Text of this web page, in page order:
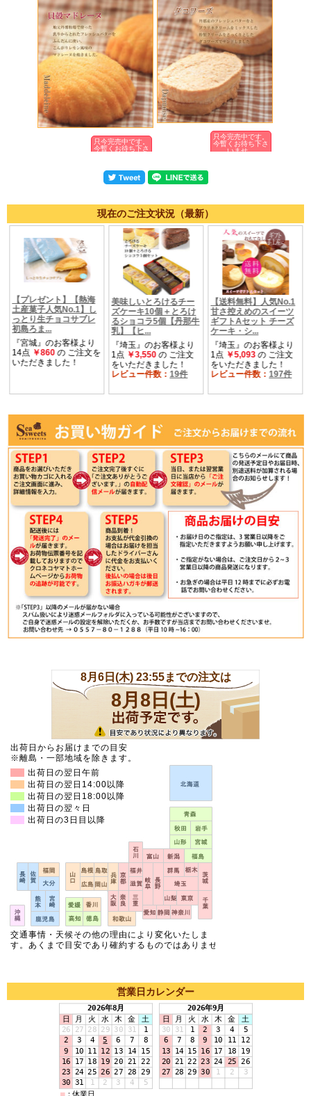
只今完売中です。
今暫くお待ち下さ
只今完売中です。
今暫くお待ち下さ
いませ。
現在のご注文状況（最新）
営業日カレンダー